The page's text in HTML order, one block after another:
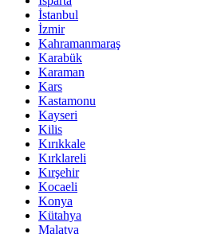
İstanbul
İzmir
Kahramanmaraş
Karabük
Karaman
Kars
Kastamonu
Kayseri
Kilis
Kırıkkale
Kırklareli
Kırşehir
Kocaeli
Konya
Kütahya
Malatya